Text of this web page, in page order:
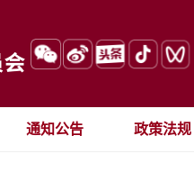
通知公告 政策法规